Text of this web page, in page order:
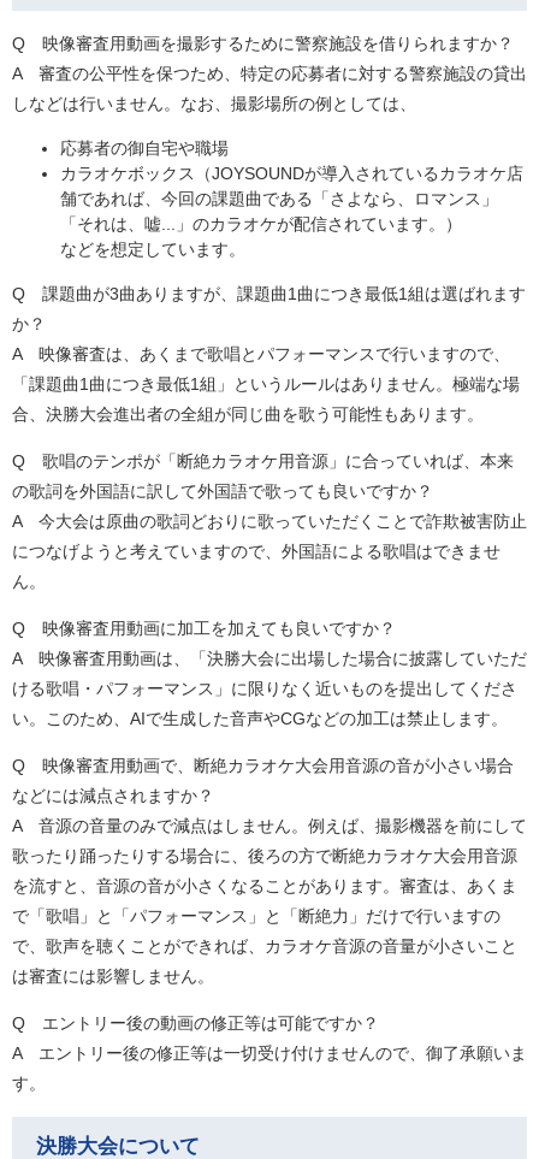
Q 映像審査用動画を撮影するために警察施設を借りられますか？
​A 審査の公平性を保つため、特定の応募者に対する警察施設の貸出
しなどは行いません。なお、撮影場所の例としては、
応募者の御自宅や職場
​カラオケボックス（JOYSOUNDが導入されているカラオケ店
舗であれば、今回の課題曲である「さよなら、ロマンス」
「それは、嘘...」のカラオケが配信されています。）
などを想定しています。​
Q 課題曲が3曲ありますが、課題曲1曲につき最低1組は選ばれます
か？
​A 映像審査は、あくまで歌唱とパフォーマンスで行いますので、
「課題曲1曲につき最低1組」というルールはありません。極端な場
合、決勝大会進出者の全組が同じ曲を歌う可能性もあります。
Q 歌唱のテンポが「断絶カラオケ用音源」に合っていれば、本来
の歌詞を外国語に訳して外国語で歌っても良いですか？
​A 今大会は原曲の歌詞どおりに歌っていただくことで詐欺被害防止
につなげようと考えていますので、外国語による歌唱はできませ
ん。
Q 映像審査用動画に加工を加えても良いですか？
​A 映像審査用動画は、「決勝大会に出場した場合に披露していただ
ける歌唱・パフォーマンス」に限りなく近いものを提出してくださ
い。このため、AIで生成した音声やCGなどの加工は禁止します。
Q 映像審査用動画で、断絶カラオケ大会用音源の音が小さい場合
などには減点されますか？
​A 音源の音量のみで減点はしません。例えば、撮影機器を前にして
歌ったり踊ったりする場合に、後ろの方で断絶カラオケ大会用音源
を流すと、音源の音が小さくなることがあります。審査は、あくま
で「歌唱」と「パフォーマンス」と「断絶力」だけで行いますの
で、歌声を聴くことができれば、カラオケ音源の音量が小さいこと
は審査には影響しません。
Q エントリー後の動画の修正等は可能ですか？
A エントリー後の修正等は一切受け付けませんので、御了承願いま
す。
決勝大会について